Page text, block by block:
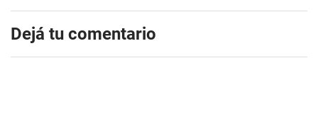
Dejá tu comentario